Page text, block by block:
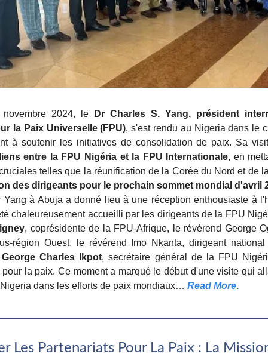
2024, le
Dr Charles S. Yang, président
la Paix Universelle (FPU), s'est rendu au Nigeria dans le
entre la FPU Nigéria et la FPU Internationale, en
telles que la réunification de la Corée du Nord et de
des dirigeants pour le prochain sommet mondial d'avril
Yang à Abuja a donné lieu à une réception enthousiaste à
chaleureusement accueilli par les dirigeants de la FPU
, coprésidente de la FPU-Afrique, le révérend George
région Ouest, le révérend Imo Nkanta, dirigeant
Charles Ikpot, secrétaire général de la FPU
la paix. Ce moment a marqué le début d'une visite qui
dans les efforts de paix mondiaux… Read More.
Les Partenariats Pour La Paix : La